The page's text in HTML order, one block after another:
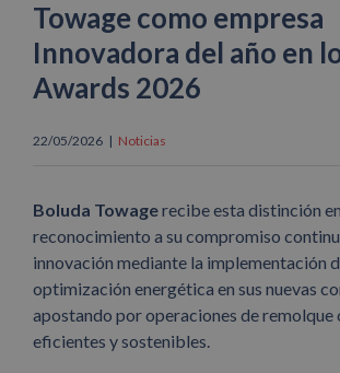
Towage como empresa
Innovadora del año en
Awards 2026
22/05/2026 | Noticias
Boluda Towagerecibe esta distinción en
reconocimiento a su compromiso
innovación mediante la implementación
optimización energética en sus nuevas
apostando por operaciones de remolque
eficientes y sostenibles.